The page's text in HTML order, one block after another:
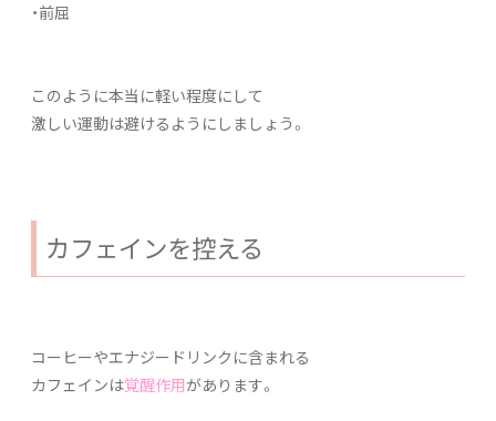
・前屈
このように本当に軽い程度にして
激しい運動は避けるようにしましょう。
カフェインを控える
コーヒーやエナジードリンクに含まれる
カフェインは覚醒作用があります。